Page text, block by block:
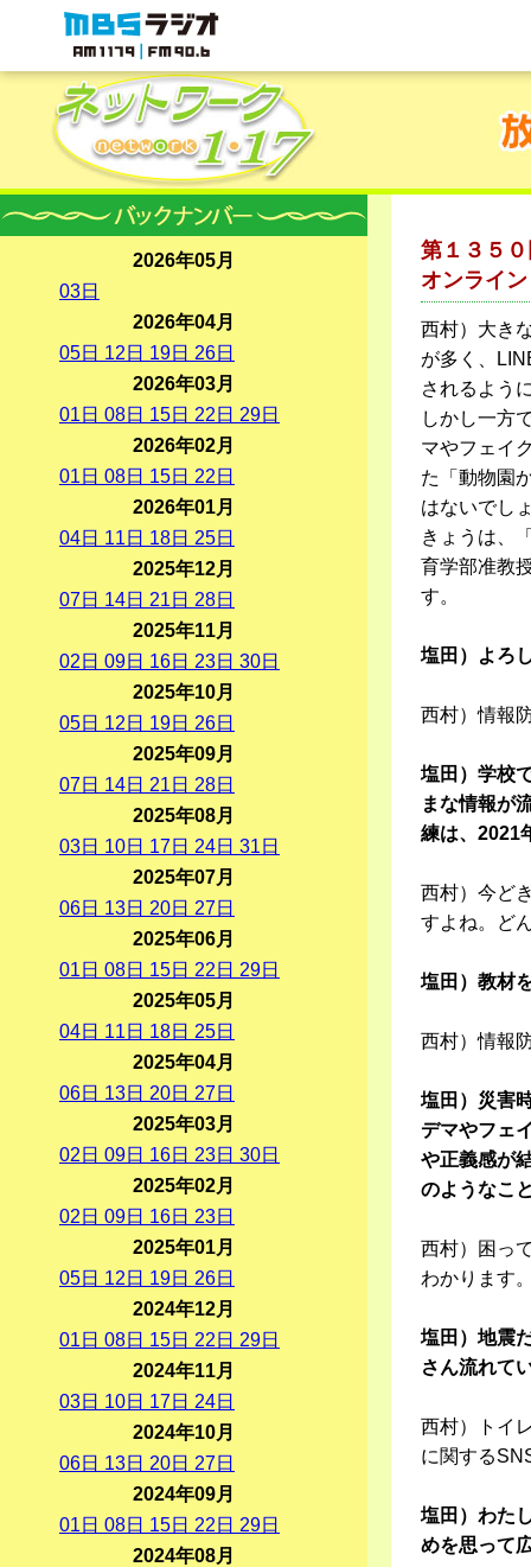
MBSラジオ 1179|FM90.6
第１３５
オンライ
西村）大き
が多く、
されるよう
しかし一方
マやフェイ
た「動物園
はないでし
きょうは、
育学部准教
す。
塩田）よろ
西村）情報
塩田）学校
まな情報が
練は、2021
西村）今ど
すよね。ど
塩田）教材
西村）情報
塩田）災害
デマやフェ
や正義感が
のようなこ
西村）困っ
わかります
塩田）地震
さん流れて
西村）トイ
に関する
塩田）わた
めを思って
2026年05月
03日
2026年04月
05日 12 日 19日 26日
2026年03月
01 日 08日 15日 22 日 29日
2026年02月
01 日 08日 15日 22 日
2026年01月
04日 11 日 18日 25日
2025年12月
07日 14日 21 日 28日
2025年11月
02 日 09日 16日 23日 30日
2025年10月
05日 12 日 19日 26日
2025年09月
07日 14日 21 日 28日
2025年08月
03日 10日 17日 24日 31 日
2025年07月
06日 13日 20日 27日
2025年06月
01 日 08日 15日 22 日 29日
2025年05月
04日 11 日 18日 25日
2025年04月
06日 13日 20日 27日
2025年03月
02 日 09日 16日 23日 30日
2025年02月
02 日 09日 16日 23日
2025年01月
05日 12 日 19日 26日
2024年12月
01 日 08日 15日 22 日 29日
2024年11月
03日 10日 17日 24日
2024年10月
06日 13日 20日 27日
2024年09月
01 日 08日 15日 22 日 29日
2024年08月